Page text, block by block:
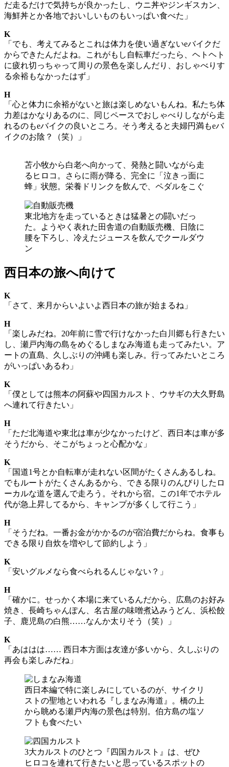
だ走るだけで気持ちが良かったし、ウニ丼やジンギスカン、
海鮮丼とか各地でおいしいものもいっぱい食べた」
K
「でも、考えてみるとこれは体力を使い過ぎないeバイクだ
からできたんだよね。これがもし自転車だったら、ヘトヘト
に疲れ切っちゃって周りの景色を楽しんだり、おしゃべりす
る余裕もなかったはず」
H
「心と体力に余裕がないと旅は楽しめないもんね。私たち体
力差はかなりあるのに、同じペースでおしゃべりしながら走
れるのもeバイクの良いところ。そう考えると夫婦円満もeバ
イクのお陰？（笑）」
苫小牧から白老へ向かって、発熱と闘いながら走
るヒロコ。さらに雨が降る、完全に「泣きっ面に
蜂」状態。栄養ドリンクを飲んで、ペダルをこぐ
東北地方を走っているときは猛暑との闘いだっ
た。ようやく表れた田舎道の自動販売機、日陰に
腰を下ろし、冷えたジュースを飲んでクールダウ
ン
西日本の旅へ向けて
K
「さて、来月からいよいよ西日本の旅が始まるね」
H
「楽しみだね。20年前に雪で行けなかった白川郷も行きたい
し、瀬戸内海の島をめぐるしまなみ海道も走ってみたい。ア
ートの直島、久しぶりの沖縄も楽しみ。行ってみたいところ
がいっぱいあるわ」
K
「僕としては熊本の阿蘇や四国カルスト、ウサギの大久野島
へ連れて行きたい」
H
「ただ北海道や東北は車が少なかったけど、西日本は車が多
そうだから、そこがちょっと心配かな」
K
「国道1号とか自転車が走れない区間がたくさんあるしね。
でもルートがたくさんあるから、できる限りのんびりしたロ
ーカルな道を選んで走ろう。それから宿。この1年でホテル
代が急上昇してるから、キャンプが多くして行こう」
H
「そうだね。一番お金がかかるのが宿泊費だからね。食事も
できる限り自炊を増やして節約しよう」
K
「安いグルメなら食べられるんじゃない？」
H
「確かに。せっかく本場に来ているんだから、広島のお好み
焼き、長崎ちゃんぽん、名古屋の味噌煮込みうどん、浜松餃
子、鹿児島の白熊……なんか太りそう（笑）」
K
「あははは…… 西日本方面は友達が多いから、久しぶりの
再会も楽しみだね」
西日本編で特に楽しみにしているのが、サイクリ
ストの聖地といわれる『しまなみ海道』。橋の上
から眺める瀬戸内海の景色は特別。伯方島の塩ソ
フトも食べたい
3大カルストのひとつ『四国カルスト』は、ぜひ
ヒロコを連れて行きたいと思っているスポットの